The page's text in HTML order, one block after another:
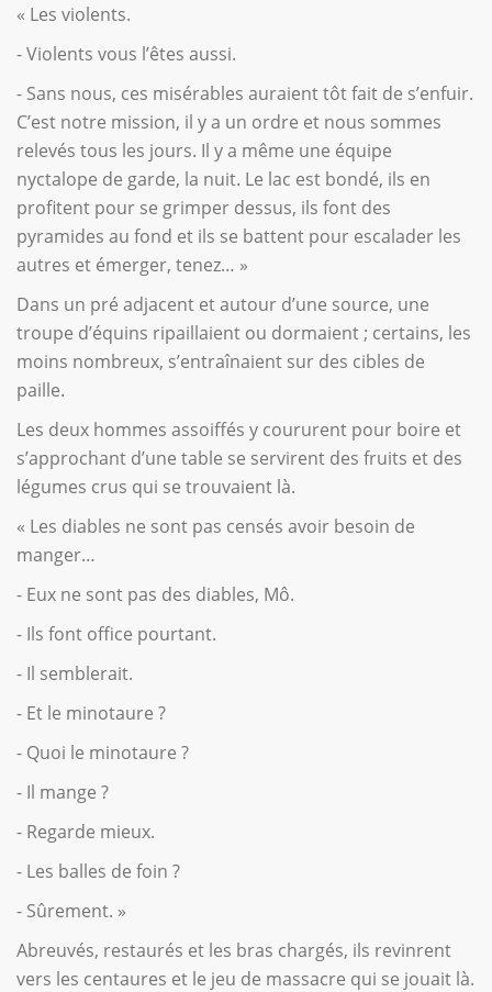
« Les violents.
- Violents vous l’êtes aussi.
- Sans nous, ces misérables auraient tôt fait de s’enfuir.
C’est notre mission, il y a un ordre et nous sommes
relevés tous les jours. Il y a même une équipe
nyctalope de garde, la nuit. Le lac est bondé, ils en
profitent pour se grimper dessus, ils font des
pyramides au fond et ils se battent pour escalader les
autres et émerger, tenez… »
Dans un pré adjacent et autour d’une source, une
troupe d’équins ripaillaient ou dormaient ; certains, les
moins nombreux, s’entraînaient sur des cibles de
paille.
Les deux hommes assoiffés y coururent pour boire et
s’approchant d’une table se servirent des fruits et des
légumes crus qui se trouvaient là.
« Les diables ne sont pas censés avoir besoin de
manger…
- Eux ne sont pas des diables, Mô.
- Ils font office pourtant.
- Il semblerait.
- Et le minotaure ?
- Quoi le minotaure ?
- Il mange ?
- Regarde mieux.
- Les balles de foin ?
- Sûrement. »
Abreuvés, restaurés et les bras chargés, ils revinrent
vers les centaures et le jeu de massacre qui se jouait là.